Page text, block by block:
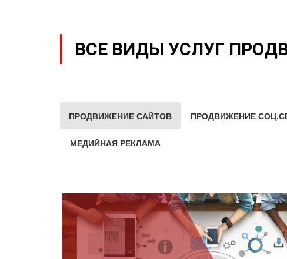
ВСЕ ВИДЫ УСЛУГ
ПРОДВИЖЕНИЕ САЙТОВ ПРОДВИЖЕНИЕ
МЕДИЙНАЯ РЕКЛАМА